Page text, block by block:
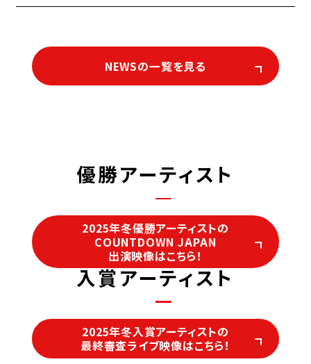
NEWSの一覧を見る
優勝アーティスト
2025年冬優勝アーティストの
COUNTDOWN JAPAN
出演映像はこちら！
入賞アーティスト
2025年冬入賞アーティストの
最終審査ライブ映像はこちら！